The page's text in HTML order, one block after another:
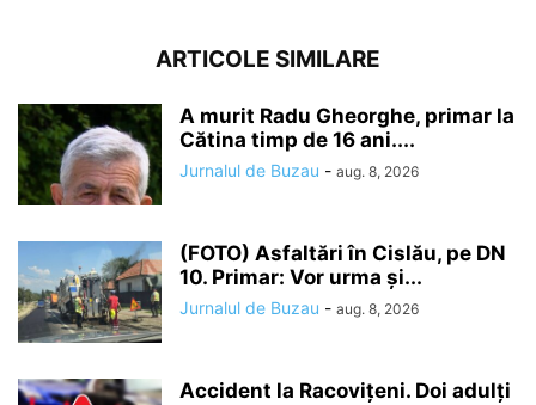
ARTICOLE SIMILARE
A murit Radu Gheorghe, primar la
Cătina timp de 16 ani....
Jurnalul de Buzau - aug. 8, 2026
(FOTO) Asfaltări în Cislău, pe DN
10. Primar: Vor urma și...
Jurnalul de Buzau - aug. 8, 2026
Accident la Racovițeni. Doi adulți